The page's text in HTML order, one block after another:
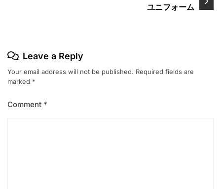
ユニフォーム
Leave a Reply
Your email address will not be published. Required fields are
marked *
Comment *